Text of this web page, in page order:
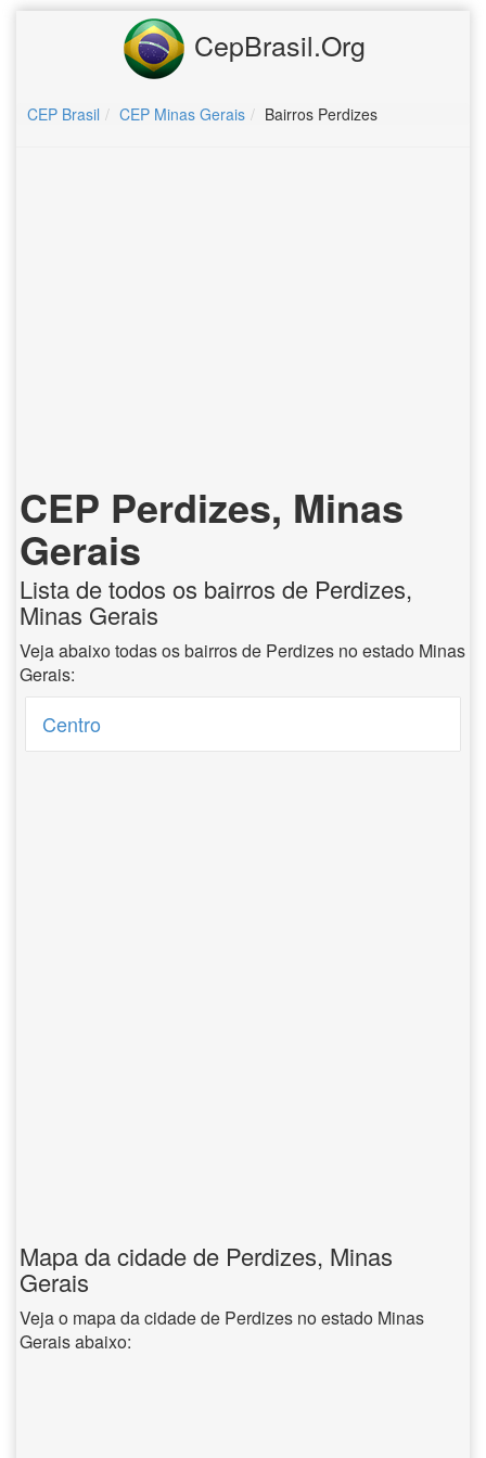
CepBrasil.Org
CEP Brasil CEP Minas Gerais Bairros Perdizes
CEP Perdizes, Minas
Gerais
Lista de todos os bairros de Perdizes,
Minas Gerais
Veja abaixo todas os bairros de Perdizes no estado Minas
Gerais:
Centro
Mapa da cidade de Perdizes, Minas
Gerais
Veja o mapa da cidade de Perdizes no estado Minas
Gerais abaixo: